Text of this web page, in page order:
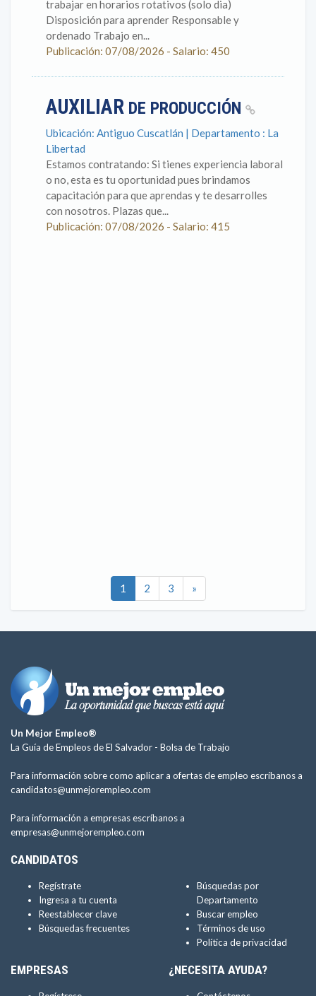
trabajar en horarios rotativos (solo dia)
Disposición para aprender Responsable y
ordenado Trabajo en...
Publicación: 07/08/2026 - Salario: 450
AUXILIAR DE PRODUCCIÓN
Ubicación: Antiguo Cuscatlán | Departamento : La
Libertad
Estamos contratando: Si tienes experiencia laboral
o no, esta es tu oportunidad pues brindamos
capacitación para que aprendas y te desarrolles
con nosotros. Plazas que...
Publicación: 07/08/2026 - Salario: 415
1 2 3 »
Un Mejor Empleo®
La Guía de Empleos de El Salvador - Bolsa de Trabajo
Para información sobre como aplicar a ofertas de empleo escríbanos a
candidatos@unmejorempleo.com
Para información a empresas escríbanos a
empresas@unmejorempleo.com
CANDIDATOS
Regístrate
Ingresa a tu cuenta
Reestablecer clave
Búsquedas frecuentes
Búsquedas por
Departamento
Buscar empleo
Términos de uso
Política de privacidad
EMPRESAS ¿NECESITA AYUDA?